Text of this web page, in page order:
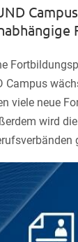
Campus
viele neue
wird